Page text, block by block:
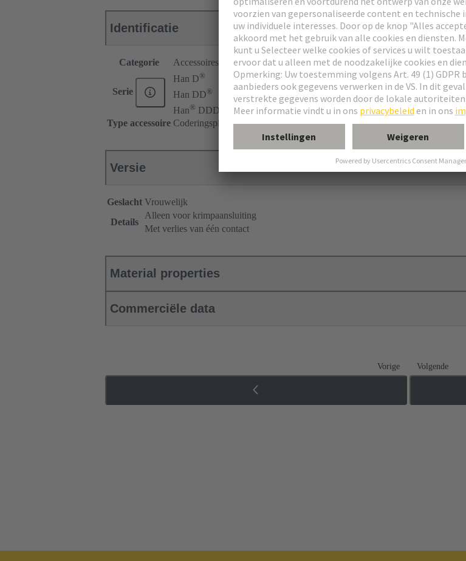
Identificatie
Categorie Accessoires
Serie
Han D®
Han DD®
Han® DDD
Type accessoire Coderingspin
Versie
Geslacht Vrouwelijk
Details
Alleen voor krimpaansluiting
Met verlies van één contact
Material properties
Commerciële data
Vorige Volgende